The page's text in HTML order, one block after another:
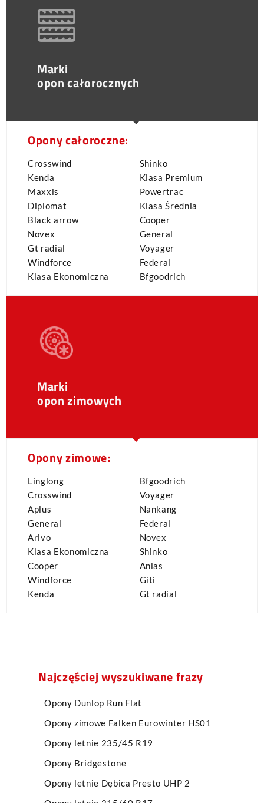
Opony całoroczne:
Crosswind
Kenda
Maxxis
Diplomat
Black arrow
Novex
Gt radial
Windforce
Klasa Ekonomiczna
Shinko
Klasa Premium
Powertrac
Klasa Średnia
Cooper
General
Voyager
Federal
Bfgoodrich
Marki
opon całorocznych
Opony zimowe:
Linglong
Crosswind
Aplus
General
Arivo
Klasa Ekonomiczna
Cooper
Windforce
Kenda
Bfgoodrich
Voyager
Nankang
Federal
Novex
Shinko
Anlas
Giti
Gt radial
Marki
opon zimowych
Najczęściej wyszukiwane frazy
Opony Dunlop Run Flat
Opony zimowe Falken Eurowinter HS01
Opony letnie 235/45 R19
Opony Bridgestone
Opony letnie Dębica Presto UHP 2